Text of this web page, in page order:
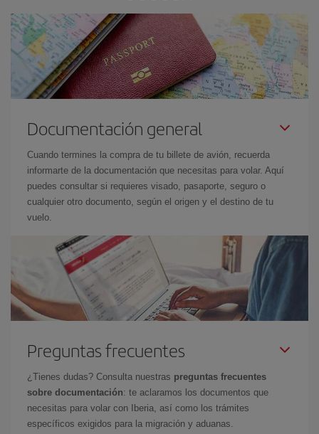
Documentación general
Cuando termines la compra de tu billete de avión, recuerda
informarte de la documentación que necesitas para volar. Aquí
puedes consultar si requieres visado, pasaporte, seguro o
cualquier otro documento, según el origen y el destino de tu
vuelo.
Preguntas frecuentes
¿Tienes dudas? Consulta nuestras preguntas frecuentes
sobre documentación: te aclaramos los documentos que
necesitas para volar con Iberia, así como los trámites
específicos exigidos para la migración y aduanas.